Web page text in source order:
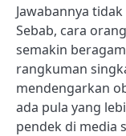
Jawabannya
Sebab, cara
semakin
rangkuman
mendengarkan
ada pula yang
pendek di media